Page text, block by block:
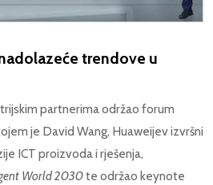
trendove u
partnerima održao forum
je David Wang, Huaweijev izvršni
ICT proizvoda i rješenja,
World 2030te održao keynote